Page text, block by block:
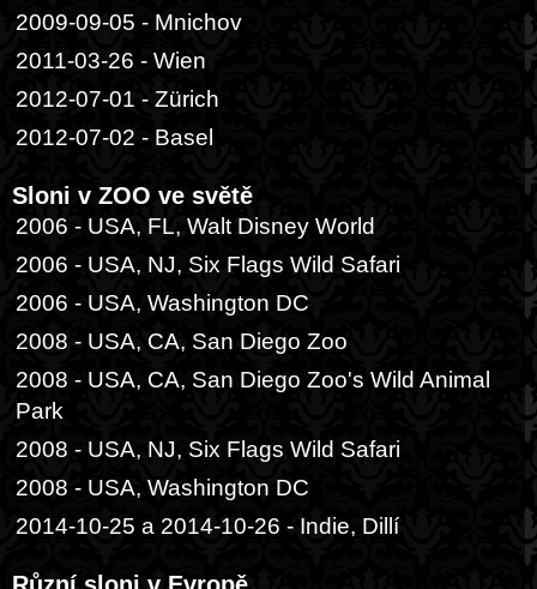
2009-09-05 - Mnichov
2011-03-26 - Wien
2012-07-01 - Zürich
2012-07-02 - Basel
Sloni v ZOO ve světě
2006 - USA, FL, Walt Disney World
2006 - USA, NJ, Six Flags Wild Safari
2006 - USA, Washington DC
2008 - USA, CA, San Diego Zoo
2008 - USA, CA, San Diego Zoo's Wild Animal
Park
2008 - USA, NJ, Six Flags Wild Safari
2008 - USA, Washington DC
2014-10-25 a 2014-10-26 - Indie, Dillí